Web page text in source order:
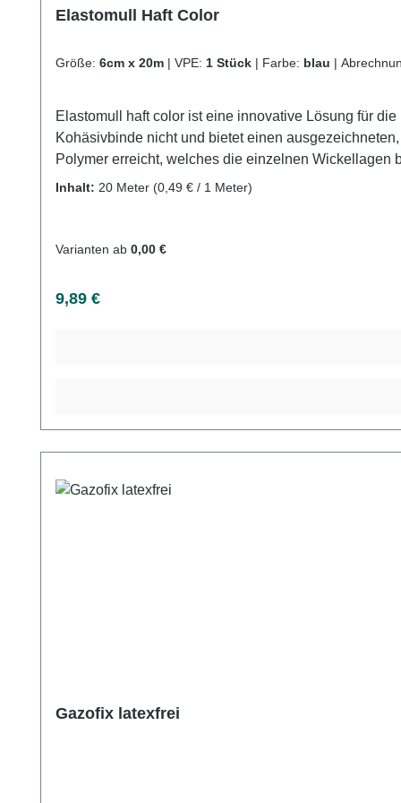
Elastomull Haft Color
Größe: 6cm x 20m | VPE: 1 Stück | Farbe: blau |
Elastomull haft color ist eine innovative Lösung für
Kohäsivbinde nicht und bietet einen
Polymer erreicht, welches die einzelnen Wickellagen
unbedenklichen Farbstoffen und behält durch den
Inhalt: 20 Meter (0,49 € / 1 Meter)
Varianten ab 0,00 €
Regulärer Preis:
9,89 €
Gazofix latexfrei